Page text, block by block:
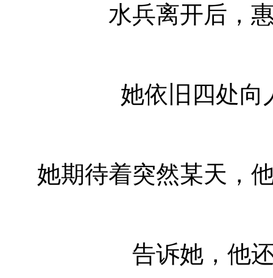
水兵离开后，
她依旧四处向
她期待着突然某天，
告诉她，他